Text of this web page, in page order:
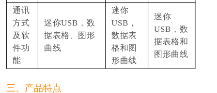
通讯
方式
及软
件功
能
迷你USB，数
据表格、图形
曲线
迷你
USB，
数据表
格和图
形曲线
迷你
USB，数
据表格和
图形曲线
三、产品特点